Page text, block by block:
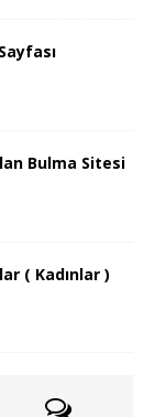
Bulma Sitesi
( Kadınlar )